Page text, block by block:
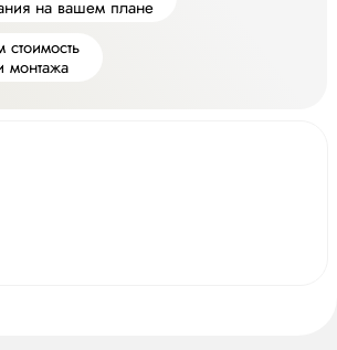
на вашем плане
стоимость
монтажа